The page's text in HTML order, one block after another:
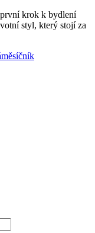
krok k bydlení
styl, který stojí za